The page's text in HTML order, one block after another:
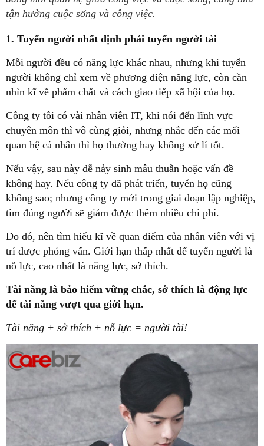
tận hưởng cuộc sống và công việc.
1. Tuyển người nhất định phải tuyển người tài
Mỗi người đều có năng lực khác nhau, nhưng khi tuyển
người không chỉ xem về phương diện năng lực, còn cần
nhìn kĩ về phẩm chất và cách giao tiếp xã hội của họ.
Công ty tôi có vài nhân viên IT, khi nói đến lĩnh vực
chuyên môn thì vô cùng giỏi, nhưng nhắc đến các mối
quan hệ cá nhân thì họ thường hay không xử lí tốt.
Nếu vậy, sau này dễ nảy sinh mâu thuẫn hoặc vấn đề
không hay. Nếu công ty đã phát triển, tuyển họ cũng
không sao; nhưng công ty mới trong giai đoạn lập nghiệp,
tìm đúng người sẽ giảm được thêm nhiều chi phí.
Do đó, nên tìm hiểu kĩ về quan điểm của nhân viên với vị
trí được phỏng vấn. Giới hạn thấp nhất để tuyển người là
nỗ lực, cao nhất là năng lực, sở thích.
Tài năng là bảo hiểm vững chắc, sở thích là động lực
để tài năng vượt qua giới hạn.
Tài năng + sở thích + nỗ lực = người tài!